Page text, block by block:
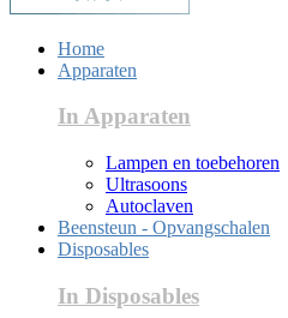
Home
Apparaten
In Apparaten
Lampen en toebehoren
Ultrasoons
Autoclaven
Beensteun - Opvangschalen
Disposables
In Disposables